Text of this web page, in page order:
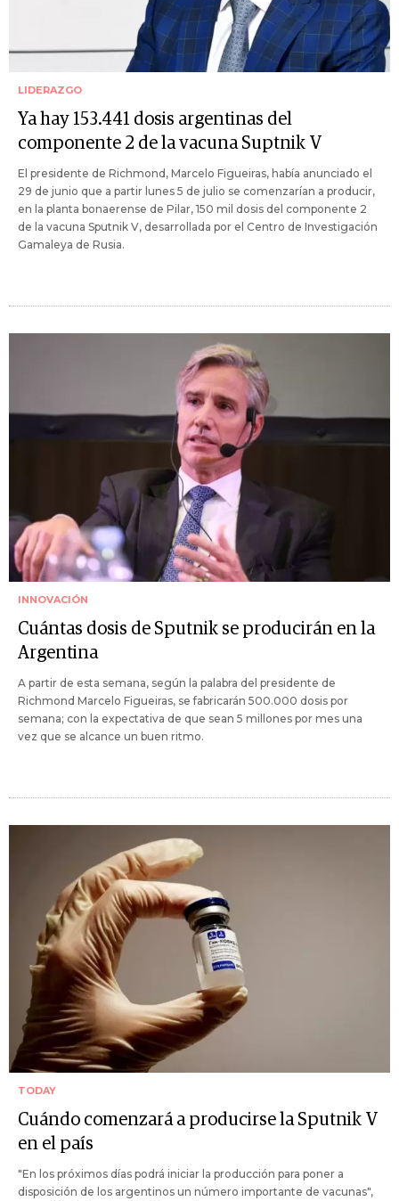
LIDERAZGO
Ya hay 153.441 dosis argentinas del
componente 2 de la vacuna Suptnik V
El presidente de Richmond, Marcelo Figueiras, había anunciado el
29 de junio que a partir lunes 5 de julio se comenzarían a producir,
en la planta bonaerense de Pilar, 150 mil dosis del componente 2
de la vacuna Sputnik V, desarrollada por el Centro de Investigación
Gamaleya de Rusia.
INNOVACIÓN
Cuántas dosis de Sputnik se producirán en la
Argentina
A partir de esta semana, según la palabra del presidente de
Richmond Marcelo Figueiras, se fabricarán 500.000 dosis por
semana; con la expectativa de que sean 5 millones por mes una
vez que se alcance un buen ritmo.
TODAY
Cuándo comenzará a producirse la Sputnik V
en el país
"En los próximos días podrá iniciar la producción para poner a
disposición de los argentinos un número importante de vacunas",